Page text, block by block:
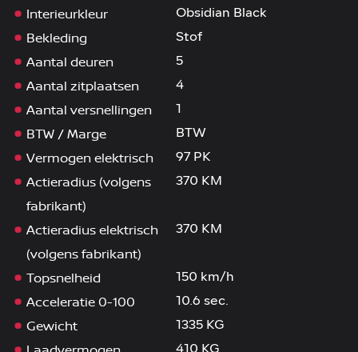
Interieurkleur Obsidian Black
Bekleding Stof
Aantal deuren 5
Aantal zitplaatsen 4
Aantal versnellingen 1
BTW / Marge BTW
Vermogen elektrisch 97 PK
Actieradius (volgens
fabrikant)
370 KM
Actieradius elektrisch
(volgens fabrikant)
370 KM
Topsnelheid 150 km/h
Acceleratie 0-100 10.6 sec.
Gewicht 1335 KG